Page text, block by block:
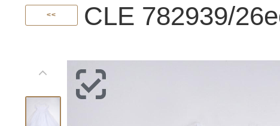
<< CLE 782939/